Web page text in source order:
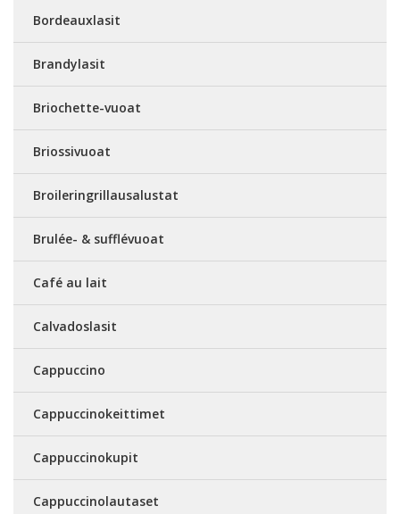
Bordeauxlasit
Brandylasit
Briochette-vuoat
Briossivuoat
Broileringrillausalustat
Brulée- & sufflévuoat
Café au lait
Calvadoslasit
Cappuccino
Cappuccinokeittimet
Cappuccinokupit
Cappuccinolautaset